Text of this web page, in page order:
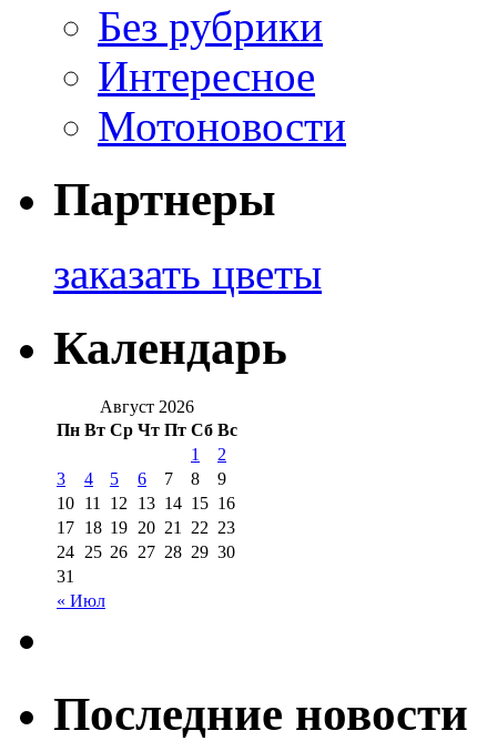
Без рубрики
Интересное
Мотоновости
Партнеры
заказать цветы
Календарь
Август 2026
Пн Вт Ср Чт Пт Сб Вс
« Июл
1
2
3
4 5 6 7 8
9
10 11 12 13 14 15 16
17 18 19 20 21 22 23
24 25 26 27 28 29 30
31
Последние новости